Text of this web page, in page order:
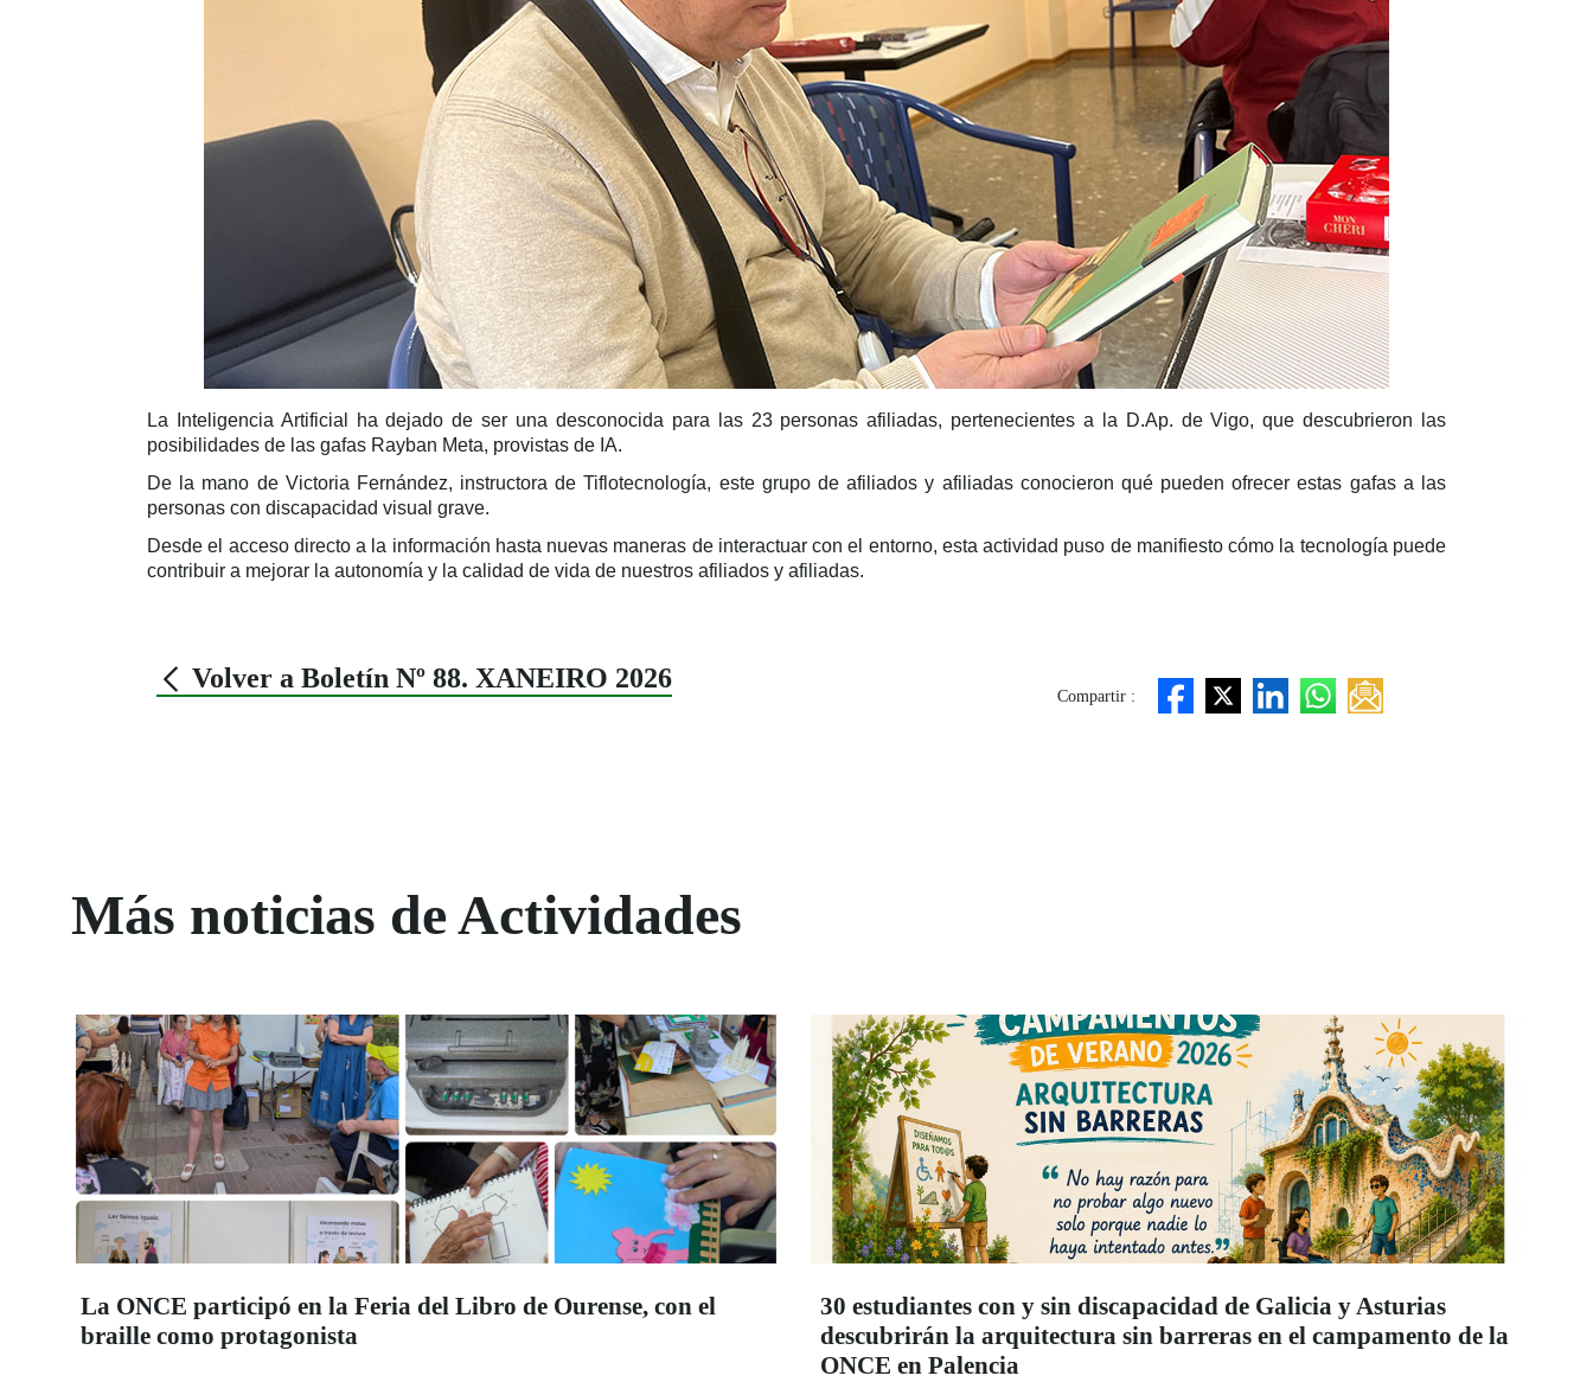
La Inteligencia Artificial ha dejado de ser una desconocida para las 23 personas afiliadas, pertenecientes a la D.Ap. de Vigo, que descubrieron las
posibilidades de las gafas Rayban Meta, provistas de IA.
De la mano de Victoria Fernández, instructora de Tiflotecnología, este grupo de afiliados y afiliadas conocieron qué pueden ofrecer estas gafas a las
personas con discapacidad visual grave.
Desde el acceso directo a la información hasta nuevas maneras de interactuar con el entorno, esta actividad puso de manifiesto cómo la tecnología puede
contribuir a mejorar la autonomía y la calidad de vida de nuestros afiliados y afiliadas.
Volver a Boletín Nº 88. XANEIRO 2026
Compartir :
Más noticias de Actividades
La ONCE participó en la Feria del Libro de Ourense, con el
braille como protagonista
30 estudiantes con y sin discapacidad de Galicia y Asturias
descubrirán la arquitectura sin barreras en el campamento de la
ONCE en Palencia